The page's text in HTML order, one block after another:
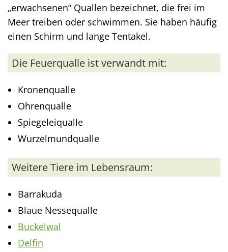
„erwachsenen“ Quallen bezeichnet, die frei im
Meer treiben oder schwimmen. Sie haben häufig
einen Schirm und lange Tentakel.
Die Feuerqualle ist verwandt mit:
Kronenqualle
Ohrenqualle
Spiegeleiqualle
Wurzelmundqualle
Weitere Tiere im Lebensraum:
Barrakuda
Blaue Nessequalle
Buckelwal
Delfin